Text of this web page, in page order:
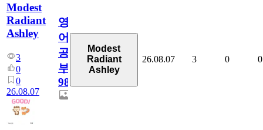
Modest
Radiant
Ashley
3
0
0
26.08.07
영
어
공
부
98
Modest
Radiant
Ashley
26.08.07 3 0 0